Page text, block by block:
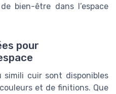
bien-être dans l’espace
pour
cuir sont disponibles
et de finitions. Que